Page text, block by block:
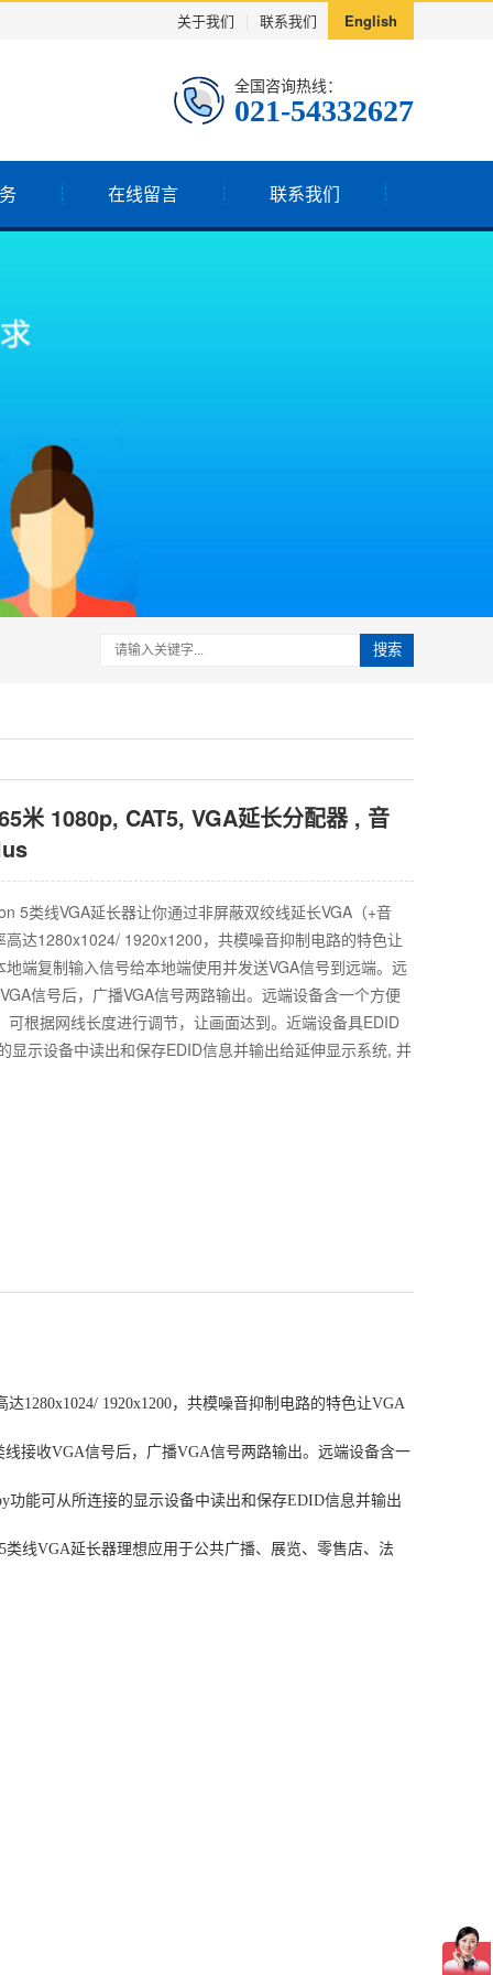
关于我们 联系我们 English
全国咨询热线：
021-54332627
在线留言 联系我们
搜索
米 1080p, CAT5, VGA延长分配器 , 音
5类线VGA延长器让你通过非屏蔽双绞线延长VGA（+音
高达1280x1024/ 1920x1200，共模噪音抑制电路的特色让
地端复制输入信号给本地端使用并发送VGA信号到远端。远
信号后，广播VGA信号两路输出。远端设备含一个方便
可根据网线长度进行调节，让画面达到。近端设备具EDID
显示设备中读出和保存EDID信息并输出给延伸显示系统, 并
1280x1024/ 1920x1200，共模噪音抑制电路的特色让VGA
接收VGA信号后，广播VGA信号两路输出。远端设备含一
能可从所连接的显示设备中读出和保存EDID信息并输出
线VGA延长器理想应用于公共广播、展览、零售店、法